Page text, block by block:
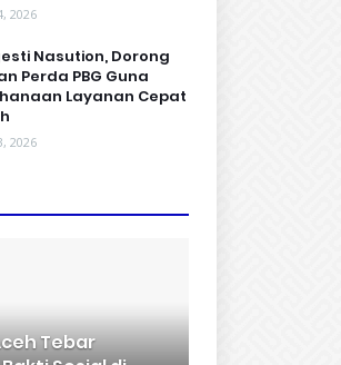
2026
Nasution, Dorong
Perda PBG Guna
Layanan Cepat
2026
Tebar